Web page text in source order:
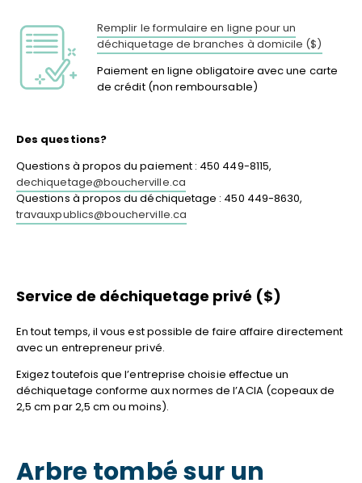
Remplir le formulaire en ligne pour un
déchiquetage de branches à domicile ($)
Paiement en ligne obligatoire avec une carte
de crédit (non remboursable)
Des questions?
Questions à propos du paiement : 450 449-8115,
dechiquetage@boucherville.ca
Questions à propos du déchiquetage : 450 449-8630,
travauxpublics@boucherville.ca
Service de déchiquetage privé ($)
En tout temps, il vous est possible de faire affaire directement
avec un entrepreneur privé.
Exigez toutefois que l’entreprise choisie effectue un
déchiquetage conforme aux normes de l’ACIA (copeaux de
2,5 cm par 2,5 cm ou moins).
Arbre tombé sur un